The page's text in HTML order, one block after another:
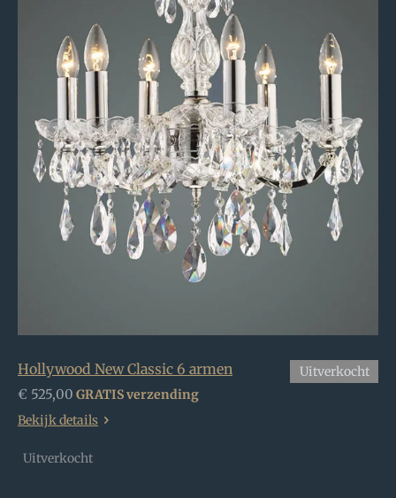
Uitverkocht
Hollywood New Classic 6 armen
€ 525,00 GRATIS verzending
Bekijk details
Uitverkocht